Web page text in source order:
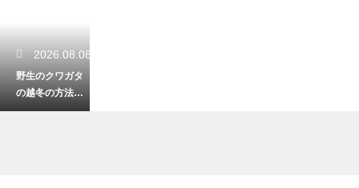
2026.08.08
野生のクワガタ
の越冬の方法！
厳しい冬を乗り